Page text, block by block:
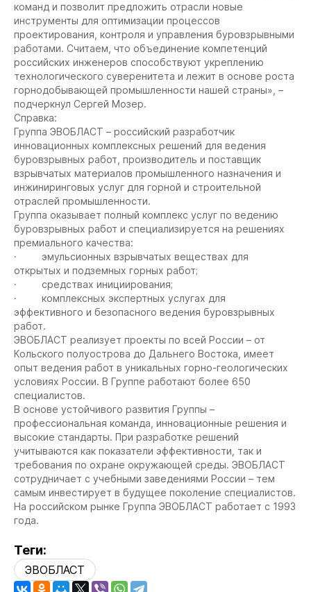
команд и позволит предложить отрасли новые
инструменты для оптимизации процессов
проектирования, контроля и управления буровзрывными
работами. Считаем, что объединение компетенций
российских инженеров способствуют укреплению
технологического суверенитета и лежит в основе роста
горнодобывающей промышленности нашей страны», –
подчеркнул Сергей Мозер.
Справка:
Группа ЭВОБЛАСТ – российский разработчик
инновационных комплексных решений для ведения
буровзрывных работ, производитель и поставщик
взрывчатых материалов промышленного назначения и
инжиниринговых услуг для горной и строительной
отраслей промышленности.
Группа оказывает полный комплекс услуг по ведению
буровзрывных работ и специализируется на решениях
премиального качества:
· эмульсионных взрывчатых веществах для
открытых и подземных горных работ;
· средствах инициирования;
· комплексных экспертных услугах для
эффективного и безопасного ведения буровзрывных
работ.
ЭВОБЛАСТ реализует проекты по всей России – от
Кольского полуострова до Дальнего Востока, имеет
опыт ведения работ в уникальных горно-геологических
условиях России. В Группе работают более 650
специалистов.
В основе устойчивого развития Группы –
профессиональная команда, инновационные решения и
высокие стандарты. При разработке решений
учитываются как показатели эффективности, так и
требования по охране окружающей среды. ЭВОБЛАСТ
сотрудничает с учебными заведениями России – тем
самым инвестирует в будущее поколение специалистов.
На российском рынке Группа ЭВОБЛАСТ работает с 1993
года.
Теги:
ЭВОБЛАСТ